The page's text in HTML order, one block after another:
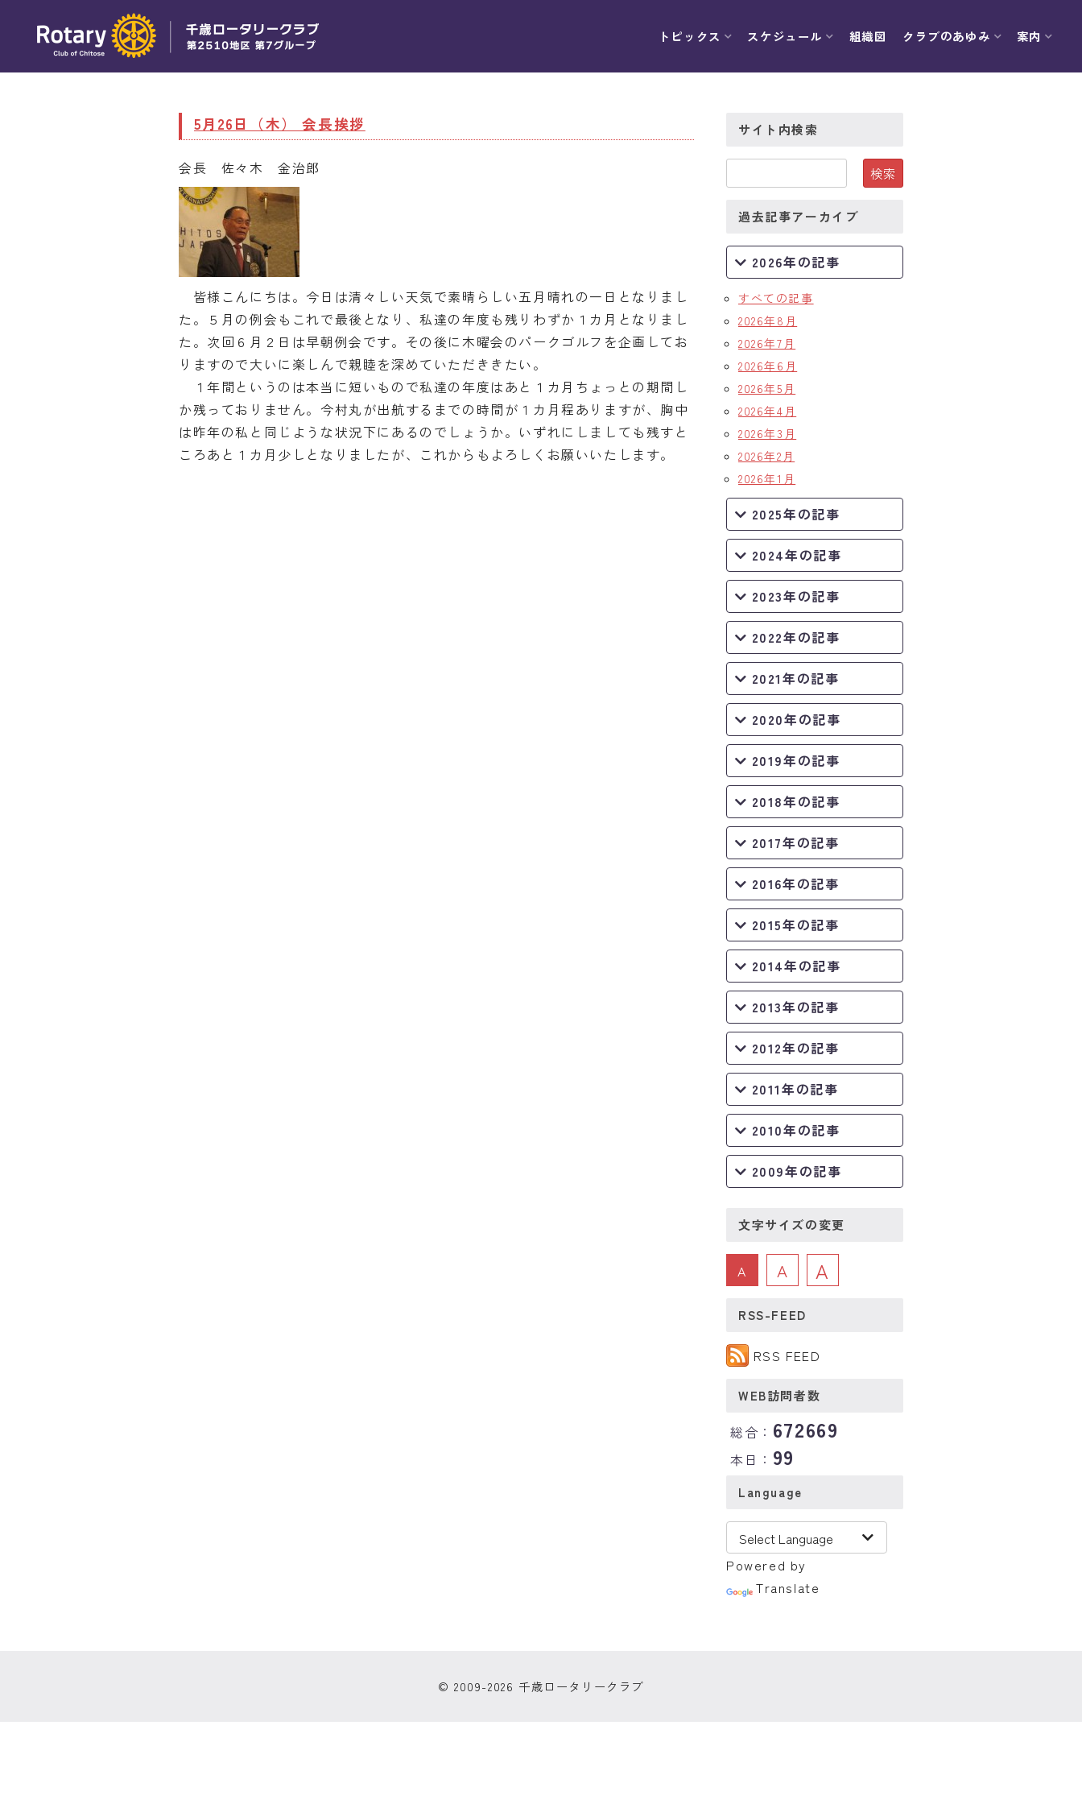
トピックス スケジュール 組織図 クラブのあゆみ 案内
5月26日（木） 会長挨拶
会長 佐々木 金治郎
皆様こんにちは。今日は清々しい天気で素晴らしい五月晴れの一日となりまし
た。５月の例会もこれで最後となり、私達の年度も残りわずか１カ月となりまし
た。次回６月２日は早朝例会です。その後に木曜会のパークゴルフを企画してお
りますので大いに楽しんで親睦を深めていただききたい。
１年間というのは本当に短いもので私達の年度はあと１カ月ちょっとの期間し
か残っておりません。今村丸が出航するまでの時間が１カ月程ありますが、胸中
は昨年の私と同じような状況下にあるのでしょうか。いずれにしましても残すと
ころあと１カ月少しとなりましたが、これからもよろしくお願いいたします。
サイト内検索
過去記事アーカイブ
2026年の記事
すべての記事
2026年8月
2026年7月
2026年6月
2026年5月
2026年4月
2026年3月
2026年2月
2026年1月
2025年の記事
2024年の記事
2023年の記事
2022年の記事
2021年の記事
2020年の記事
2019年の記事
2018年の記事
2017年の記事
2016年の記事
2015年の記事
2014年の記事
2013年の記事
2012年の記事
2011年の記事
2010年の記事
2009年の記事
文字サイズの変更
A A A
RSS-FEED
RSS FEED
WEB訪問者数
総合： 672669
本日： 99
Language
Powered by
Translate
© 2009-2026 千歳ロータリークラブ